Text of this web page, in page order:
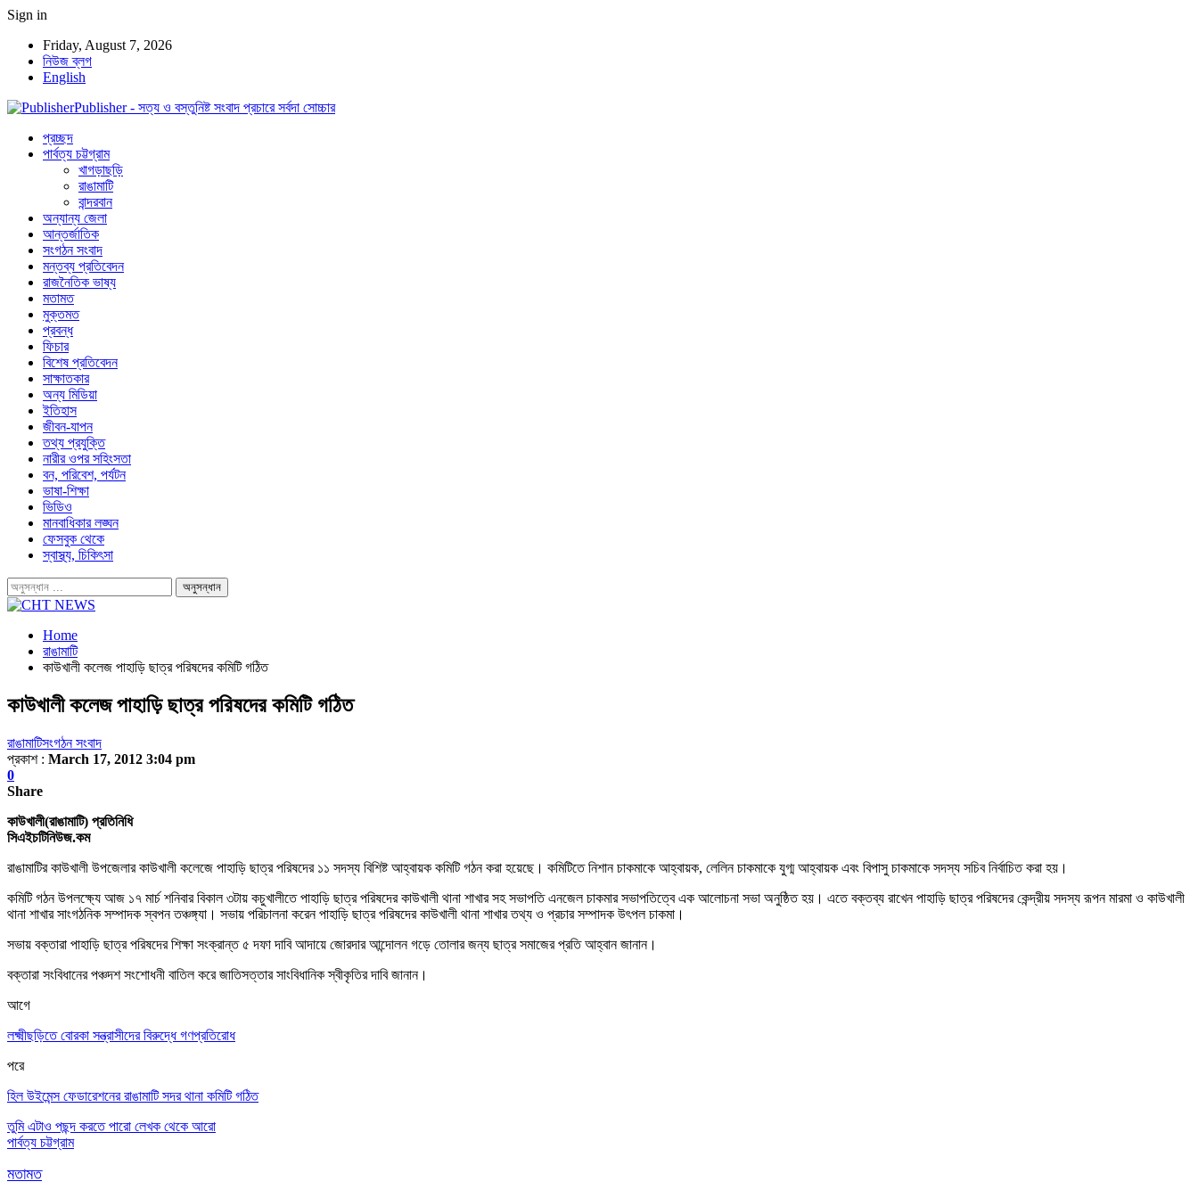
Sign in
Friday, August 7, 2026
নিউজ ব্লগ
English
Publisher - সত্য ও বস্তুনিষ্ট সংবাদ প্রচারে সর্বদা সোচ্চার
প্রচ্ছদ
পার্বত্য চট্টগ্রাম
খাগড়াছড়ি
রাঙামাটি
বান্দরবান
অন্যান্য জেলা
আন্তর্জাতিক
সংগঠন সংবাদ
মন্তব্য প্রতিবেদন
রাজনৈতিক ভাষ্য
মতামত
মুক্তমত
প্রবন্ধ
ফিচার
বিশেষ প্রতিবেদন
সাক্ষাতকার
অন্য মিডিয়া
ইতিহাস
জীবন-যাপন
তথ্য প্রযুক্তি
নারীর ওপর সহিংসতা
বন, পরিবেশ, পর্যটন
ভাষা-শিক্ষা
ভিডিও
মানবাধিকার লঙ্ঘন
ফেসবুক থেকে
স্বাস্থ্য, চিকিৎসা
Home
রাঙামাটি
কাউখালী কলেজ পাহাড়ি ছাত্র পরিষদের কমিটি গঠিত
কাউখালী কলেজ পাহাড়ি ছাত্র পরিষদের কমিটি গঠিত
রাঙামাটিসংগঠন সংবাদ
প্রকাশ : March 17, 2012 3:04 pm
0
Share
কাউখালী(রাঙামাটি) প্রতিনিধি
সিএইচটিনিউজ.কম
রাঙামাটির কাউখালী উপজেলার কাউখালী কলেজে পাহাড়ি ছাত্র পরিষদের ১১ সদস্য বিশিষ্ট আহ্বায়ক কমিটি গঠন করা হয়েছে। কমিটিতে নিশান চাকমাকে আহ্বায়ক, লেলিন চাকমাকে যুগ্ম আহ্বায়ক এবং বিপাসু চাকমাকে সদস্য সচিব নির্বাচিত করা হয় ।
কমিটি গঠন উপলক্ষ্যে আজ ১৭ মার্চ শনিবার বিকাল ৩টায় কচুখালীতে পাহাড়ি ছাত্র পরিষদের কাউখালী থানা শাখার সহ সভাপতি এনজেল চাকমার সভাপতিত্বে এক আলোচনা সভা অনুষ্ঠিত হয় । এতে বক্তব্য রাখেন পাহাড়ি ছাত্র পরিষদের কেন্দ্রীয় সদস্য রূপন মারমা ও কাউখালী
থানা শাখার সাংগঠনিক সম্পাদক স্বপন তঞ্চঙ্গ্যা । সভায় পরিচালনা করেন পাহাড়ি ছাত্র পরিষদের কাউখালী থানা শাখার তথ্য ও প্রচার সম্পাদক উৎপল চাকমা ।
সভায় বক্তারা পাহাড়ি ছাত্র পরিষদেরশিক্ষা সংক্রান্ত ৫ দফা দাবি আদায়ে জোরদার আন্দোলন গড়ে তোলার জন্য ছাত্র সমাজের প্রতি আহ্বান জানান।
বক্তারা সংবিধানের পঞ্চদশ সংশোধনী বাতিল করে জাতিসত্তার সাংবিধানিক স্বীকৃতির দাবি জানান।
আগে
লক্ষ্মীছড়িতে বোরকা সন্ত্রাসীদের বিরুদ্ধে গণপ্রতিরোধ
পরে
হিল উইমেন্স ফেডারেশনের রাঙামাটি সদর থানা কমিটি গঠিত
তুমি এটাও পছন্দ করতে পারো লেখক থেকে আরো
পার্বত্য চট্টগ্রাম
মতামত